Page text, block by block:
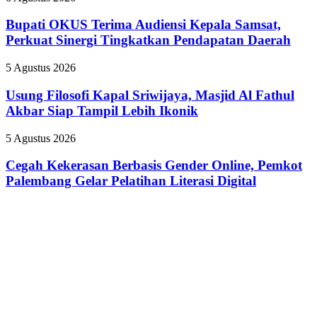
Lewat
Transformasi
Digital
Terima
Audiensi
Kepala
Perkuat
Tingkatkan
Pendapatan
Bupati OKUS Terima Audiensi Kepala Samsat,
Perkuat Sinergi Tingkatkan Pendapatan Daerah
Usung
Kapal
Sriwijaya,
Masjid
Fathul
Siap
Tampil
5 Agustus 2026
Usung Filosofi Kapal Sriwijaya, Masjid Al Fathul
Akbar Siap Tampil Lebih Ikonik
Cegah
Berbasis
Gender
Online,
5 Agustus 2026
Cegah Kekerasan Berbasis Gender Online, Pemkot
Palembang Gelar Pelatihan Literasi Digital